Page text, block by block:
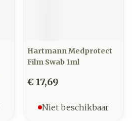
Hartmann Medprotect
Film Swab 1ml
€ 17,69
Niet beschikbaar